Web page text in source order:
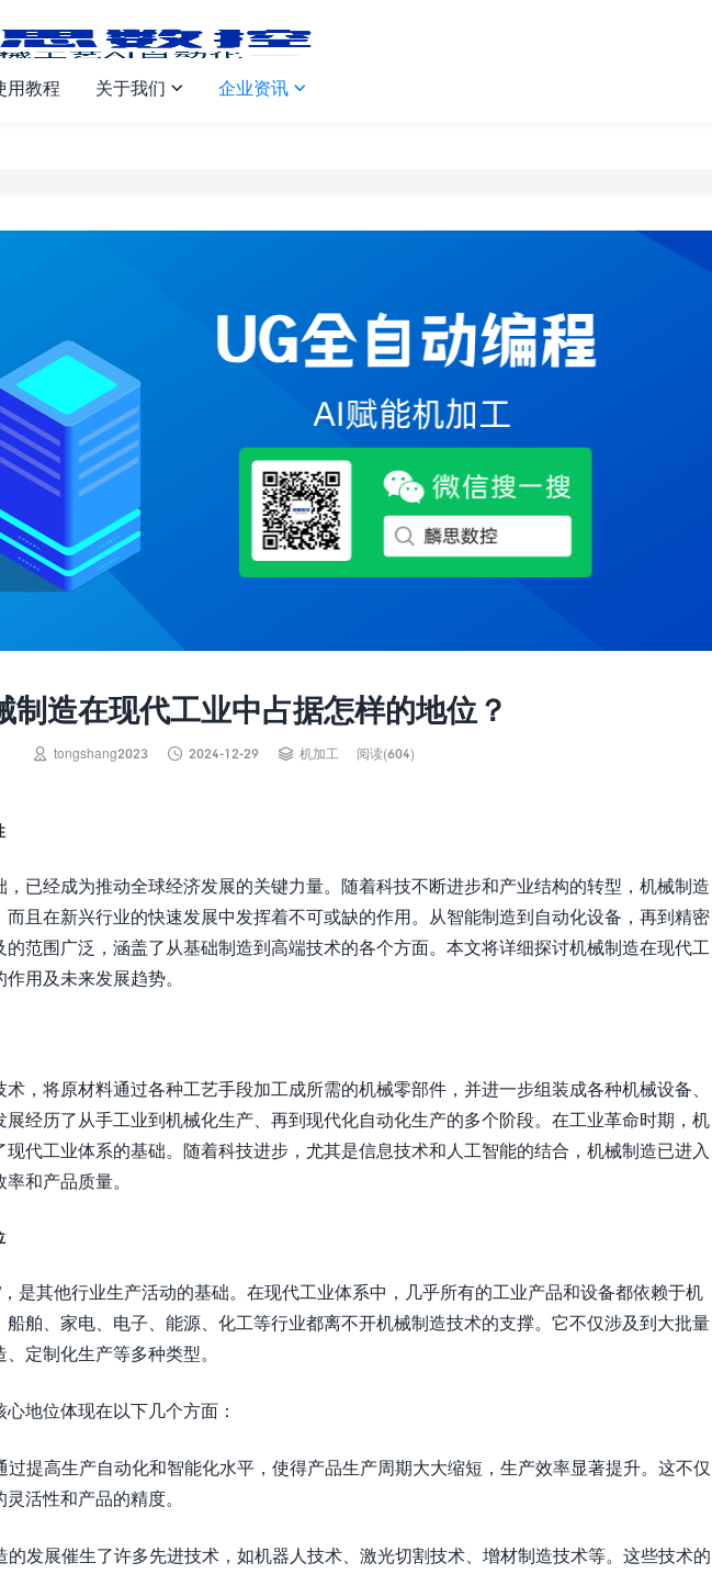
用教程 关于我们  企业资讯 
制造在现代工业中占据怎样的地位？
 tongshang2023  2024-12-29  机加工 阅读(604)
已经成为推动全球经济发展的关键力量。随着科技不断进步和产业结构的转型，机械制造
且在新兴行业的快速发展中发挥着不可或缺的作用。从智能制造到自动化设备，再到精密
范围广泛，涵盖了从基础制造到高端技术的各个方面。本文将详细探讨机械制造在现代工
用及未来发展趋势。
，将原材料通过各种工艺手段加工成所需的机械零部件，并进一步组装成各种机械设备、
经历了从手工业到机械化生产、再到现代化自动化生产的多个阶段。在工业革命时期，机
代工业体系的基础。随着科技进步，尤其是信息技术和人工智能的结合，机械制造已进入
和产品质量。
是其他行业生产活动的基础。在现代工业体系中，几乎所有的工业产品和设备都依赖于机
舶、家电、电子、能源、化工等行业都离不开机械制造技术的支撑。它不仅涉及到大批量
定制化生产等多种类型。
地位体现在以下几个方面：
过提高生产自动化和智能化水平，使得产品生产周期大大缩短，生产效率显著提升。这不仅
活性和产品的精度。
的发展催生了许多先进技术，如机器人技术、激光切割技术、增材制造技术等。这些技术的